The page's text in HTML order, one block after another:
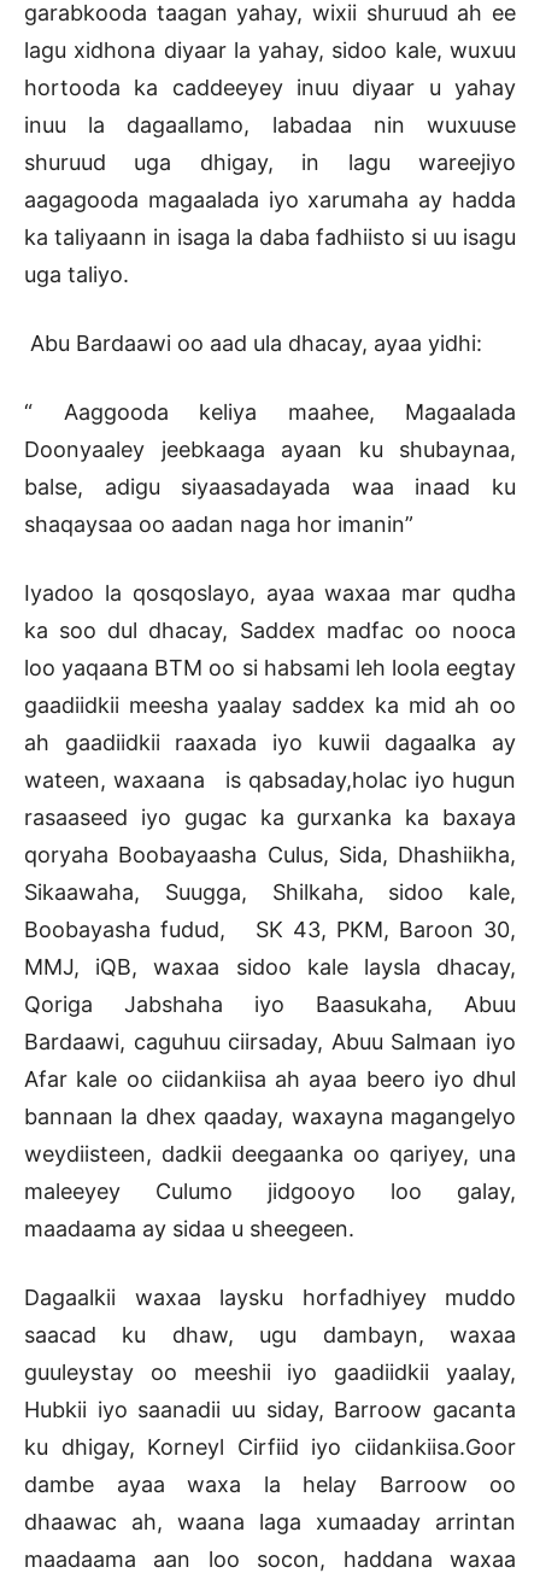
garabkooda taagan yahay, wixii shuruud ah ee
lagu xidhona diyaar la yahay, sidoo kale, wuxuu
hortooda ka caddeeyey inuu diyaar u yahay
inuu la dagaallamo, labadaa nin wuxuuse
shuruud uga dhigay, in lagu wareejiyo
aagagooda magaalada iyo xarumaha ay hadda
ka taliyaann in isaga la daba fadhiisto si uu isagu
uga taliyo.
Abu Bardaawi oo aad ula dhacay, ayaa yidhi:
“ Aaggooda keliya maahee, Magaalada
Doonyaaley jeebkaaga ayaan ku shubaynaa,
balse, adigu siyaasadayada waa inaad ku
shaqaysaa oo aadan naga hor imanin”
Iyadoo la qosqoslayo, ayaa waxaa mar qudha
ka soo dul dhacay, Saddex madfac oo nooca
loo yaqaana BTM oo si habsami leh loola eegtay
gaadiidkii meesha yaalay saddex ka mid ah oo
ah gaadiidkii raaxada iyo kuwii dagaalka ay
wateen, waxaana is qabsaday,holac iyo hugun
rasaaseed iyo gugac ka gurxanka ka baxaya
qoryaha Boobayaasha Culus, Sida, Dhashiikha,
Sikaawaha, Suugga, Shilkaha, sidoo kale,
Boobayasha fudud, SK 43, PKM, Baroon 30,
MMJ, iQB, waxaa sidoo kale laysla dhacay,
Qoriga Jabshaha iyo Baasukaha, Abuu
Bardaawi, caguhuu ciirsaday, Abuu Salmaan iyo
Afar kale oo ciidankiisa ah ayaa beero iyo dhul
bannaan la dhex qaaday, waxayna magangelyo
weydiisteen, dadkii deegaanka oo qariyey, una
maleeyey Culumo jidgooyo loo galay,
maadaama ay sidaa u sheegeen.
Dagaalkii waxaa laysku horfadhiyey muddo
saacad ku dhaw, ugu dambayn, waxaa
guuleystay oo meeshii iyo gaadiidkii yaalay,
Hubkii iyo saanadii uu siday, Barroow gacanta
ku dhigay, Korneyl Cirfiid iyo ciidankiisa.Goor
dambe ayaa waxa la helay Barroow oo
dhaawac ah, waana laga xumaaday arrintan
maadaama aan loo socon, haddana waxaa